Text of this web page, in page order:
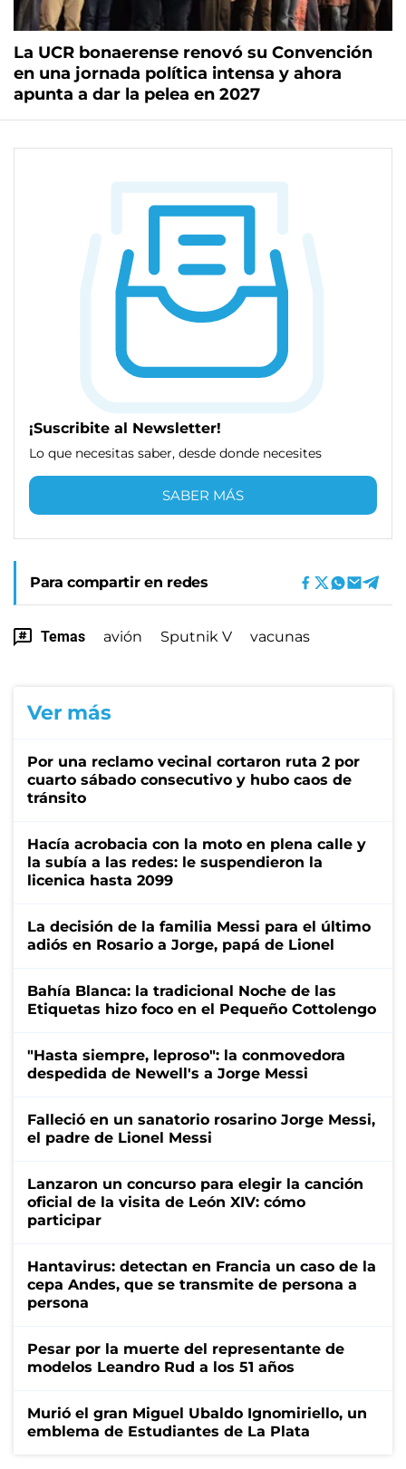
La UCR bonaerense renovó su Convención
en una jornada política intensa y ahora
apunta a dar la pelea en 2027
¡Suscribite al Newsletter!
Lo que necesitas saber, desde donde necesites
SABER MÁS
Para compartir en redes
Temas avión Sputnik V vacunas
Ver más
Por una reclamo vecinal cortaron ruta 2 por
cuarto sábado consecutivo y hubo caos de
tránsito
Hacía acrobacia con la moto en plena calle y
la subía a las redes: le suspendieron la
licenica hasta 2099
La decisión de la familia Messi para el último
adiós en Rosario a Jorge, papá de Lionel
Bahía Blanca: la tradicional Noche de las
Etiquetas hizo foco en el Pequeño Cottolengo
"Hasta siempre, leproso": la conmovedora
despedida de Newell's a Jorge Messi
Falleció en un sanatorio rosarino Jorge Messi,
el padre de Lionel Messi
Lanzaron un concurso para elegir la canción
oficial de la visita de León XIV: cómo
participar
Hantavirus: detectan en Francia un caso de la
cepa Andes, que se transmite de persona a
persona
Pesar por la muerte del representante de
modelos Leandro Rud a los 51 años
Murió el gran Miguel Ubaldo Ignomiriello, un
emblema de Estudiantes de La Plata